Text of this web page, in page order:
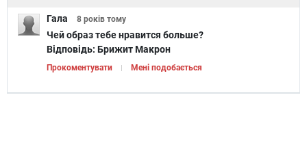
Гала 8 років тому
Чей образ тебе нравится больше?
Відповідь: Брижит Макрон
Прокоментувати Мені подобається